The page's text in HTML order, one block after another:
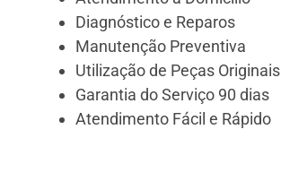
Diagnóstico e Reparos
Manutenção Preventiva
Utilização de Peças Originais
Garantia do Serviço 90 dias
Atendimento Fácil e Rápido